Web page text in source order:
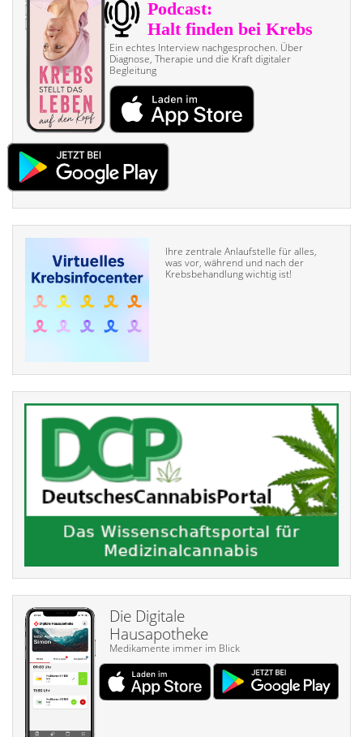
Ein echtes Interview nach­gesprochen. Über
Diagnose, Therapie und die Kraft digitaler
Begleitung
Ihre zentrale Anlaufstelle für alles,
was vor, während und nach der
Krebsbehandlung wichtig ist!
Die Digitale
Hausapotheke
Medikamente immer im Blick